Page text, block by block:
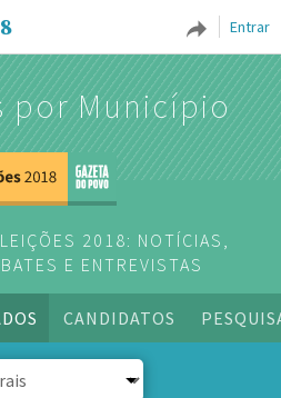
Entrar
por Município
2018: NOTÍCIAS,
E ENTREVISTAS
CANDIDATOS